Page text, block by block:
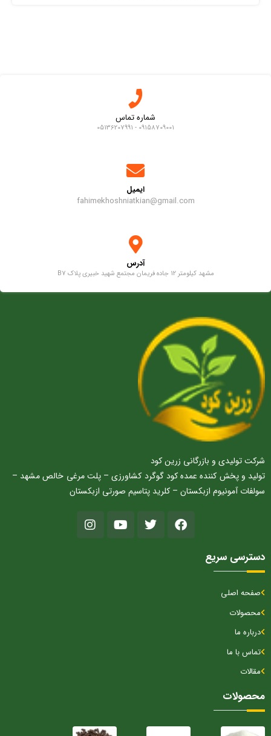
شماره تماس
09158709001 - 05136207991
ایمیل
fahimekhoshniatkian@gmail.com
آدرس
مشهد کیلومتر 12 جاده فریمان مجتمع شهید خبیری پلاک B7
شرکت تولیدی و بازرگانی زرین کود
تولید و پخش کننده عمده کود گوگرد کشاورزی – پلت مرغی خالص مشهد –
سولفات آمونیوم ازبکستان – کلرید پتاسیم صورتی ازبکستان
دسترسی سریع
صفحه اصلی
محصولات
درباره ما
تماس با ما
مقالات
محصولات